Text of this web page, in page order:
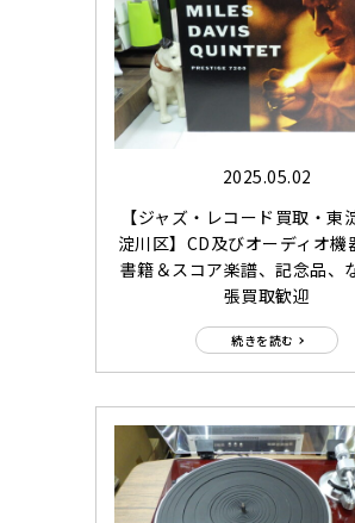
2025.05.02
【ジャズ・レコード買取・東
淀川区】CD及びオーディオ機
書籍＆スコア楽譜、記念品、
張買取歓迎
続きを読む